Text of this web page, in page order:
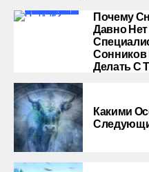
Почему
Давно
Сонников
Делать С
Какими